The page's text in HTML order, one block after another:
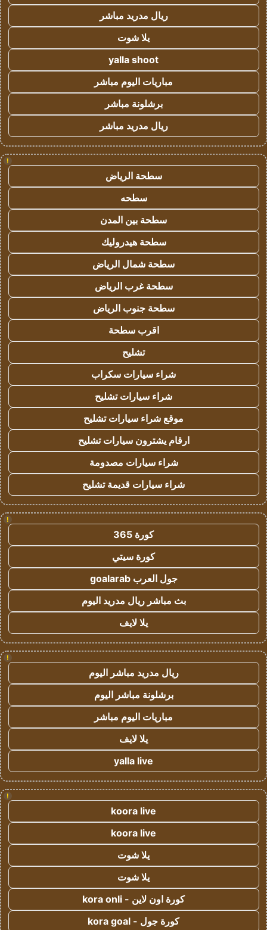
ريال مدريد مباشر
يلا شوت
yalla shoot
مباريات اليوم مباشر
برشلونة مباشر
ريال مدريد مباشر
!
سطحة الرياض
سطحه
سطحة بين المدن
سطحة هيدروليك
سطحة شمال الرياض
سطحة غرب الرياض
سطحة جنوب الرياض
اقرب سطحة
تشليح
شراء سيارات سكراب
شراء سيارات تشليح
موقع شراء سيارات تشليح
ارقام يشترون سيارات تشليح
شراء سيارات مصدومة
شراء سيارات قديمة تشليح
!
كورة 365
كورة سيتي
جول العرب goalarab
بث مباشر ريال مدريد اليوم
يلا لايف
!
ريال مدريد مباشر اليوم
برشلونة مباشر اليوم
مباريات اليوم مباشر
يلا لايف
yalla live
!
koora live
koora live
يلا شوت
يلا شوت
كورة اون لاين - kora onli
كورة جول - kora goal